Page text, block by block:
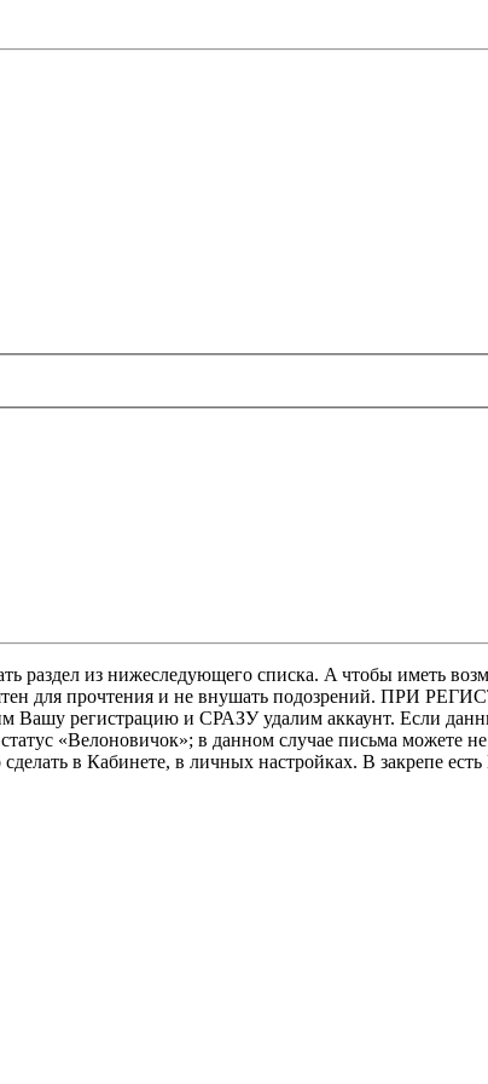
раздел из нижеследующего списка. A чтобы иметь
для прочтения и не внушать подозрений. ПРИ
регистрацию и СРАЗУ удалим аккаунт. Если
«Велоновичок»; в данном случае письма можете
в Кабинете, в личных настройках. В закрепе